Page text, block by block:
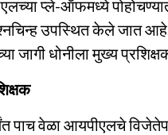
प्ले-ऑफमध्ये
उपस्थित केले जात
जागी धोनीला मुख्य
पाच वेळा आयपीएलचे